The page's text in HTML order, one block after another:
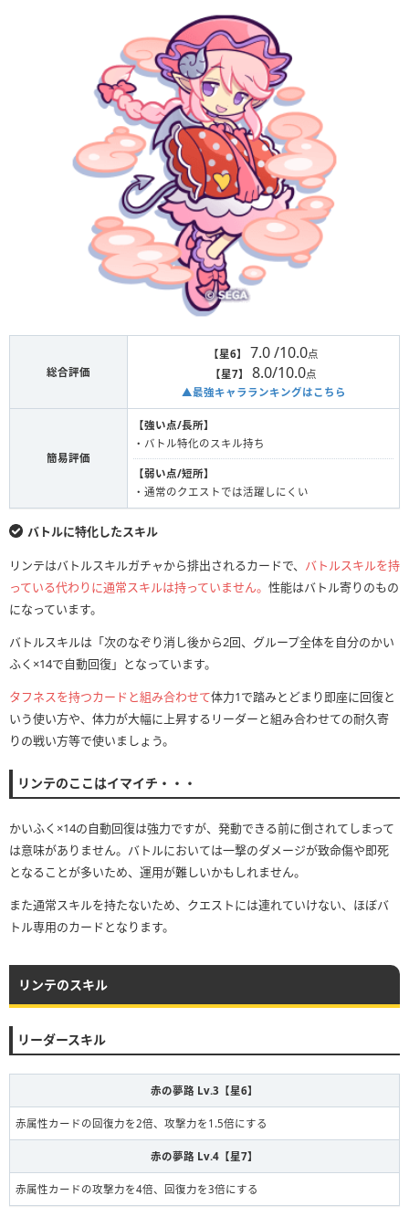
総合評価
【星6】 7.0 /10.0点
【星7】
8.0/10.0点
▲最強キャラランキングはこちら
簡易評価
【強い点/長所】
・バトル特化のスキル持ち
【弱い点/短所】
・通常のクエストでは活躍しにくい
バトルに特化したスキル
リンテはバトルスキルガチャから排出されるカードで、 バトルスキルを持
っている代わりに通常スキルは持っていません。 性能はバトル寄りのもの
になっています。
バトルスキルは「次のなぞり消し後から2回、グループ全体を自分のかい
ふく×14で自動回復」となっています。
タフネスを持つカードと組み合わせて体力1で踏みとどまり即座に回復と
いう使い方や、体力が大幅に上昇するリーダーと組み合わせての耐久寄
りの戦い方等で使いましょう。
リンテのここはイマイチ・・・
かいふく×14の自動回復は強力ですが、発動できる前に倒されてしまって
は意味がありません。バトルにおいては一撃のダメージが致命傷や即死
となることが多いため、運用が難しいかもしれません。
また通常スキルを持たないため、クエストには連れていけない、ほぼバ
トル専用のカードとなります。
リンテのスキル
リーダースキル
赤の夢路 Lv.3【星6】
赤属性カードの回復力を2倍、攻撃力を1.5倍にする
赤の夢路 Lv.4【星7】
赤属性カードの攻撃力を4倍、回復力を3倍にする